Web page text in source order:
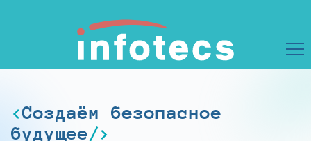
Создаём безопасное
будущее